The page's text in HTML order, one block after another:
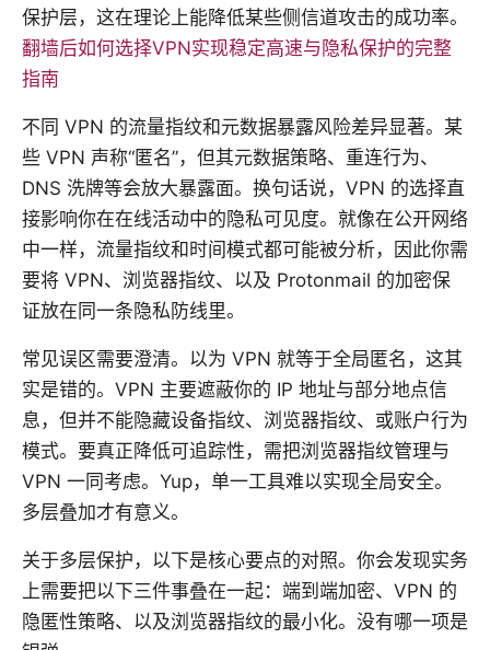
保护层，这在理论上能降低某些侧信道攻击的成功率。
翻墙后如何选择VPN实现稳定高速与隐私保护的完整
指南
不同 VPN 的流量指纹和元数据暴露风险差异显著。某
些 VPN 声称“匿名”，但其元数据策略、重连行为、
DNS 洗牌等会放大暴露面。换句话说，VPN 的选择直
接影响你在在线活动中的隐私可见度。就像在公开网络
中一样，流量指纹和时间模式都可能被分析，因此你需
要将 VPN、浏览器指纹、以及 Protonmail 的加密保
证放在同一条隐私防线里。
常见误区需要澄清。以为 VPN 就等于全局匿名，这其
实是错的。VPN 主要遮蔽你的 IP 地址与部分地点信
息，但并不能隐藏设备指纹、浏览器指纹、或账户行为
模式。要真正降低可追踪性，需把浏览器指纹管理与
VPN 一同考虑。Yup，单一工具难以实现全局安全。
多层叠加才有意义。
关于多层保护，以下是核心要点的对照。你会发现实务
上需要把以下三件事叠在一起：端到端加密、VPN 的
隐匿性策略、以及浏览器指纹的最小化。没有哪一项是